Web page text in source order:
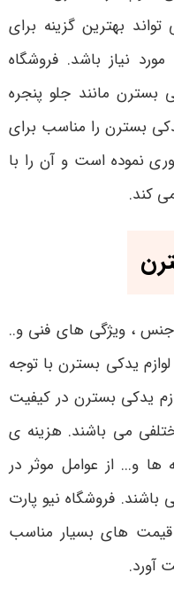
بهترین گزینه برای
نیاز باشد. فروشگاه
بسترن مانند جلو پنجره
بسترن را مناسب برای
نموده است و آن را با
کند.
جنس ، ویژگی های فنی و..
یدکی بسترن با توجه
یدکی بسترن در کیفیت
می باشند. هزینه ی
ها و... از عوامل موثر در
فروشگاه نیو پارت
قیمت های بسیار مناسب
آورد.